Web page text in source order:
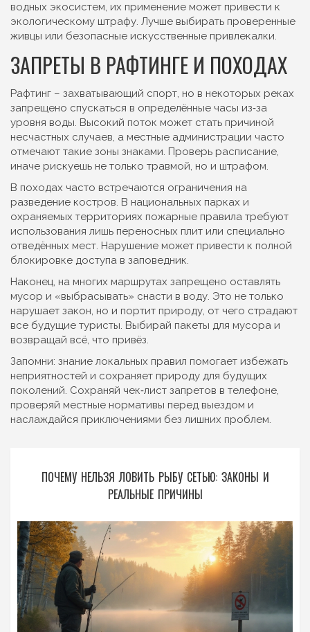
водных экосистем, их применение может привести к
экологическому штрафу. Лучше выбирать проверенные
живцы или безопасные искусственные привлекалки.
ЗАПРЕТЫ В РАФТИНГЕ И ПОХОДАХ
Рафтинг – захватывающий спорт, но в некоторых реках
запрещено спускаться в определённые часы из‑за
уровня воды. Высокий поток может стать причиной
несчастных случаев, а местные администрации часто
отмечают такие зоны знаками. Проверь расписание,
иначе рискуешь не только травмой, но и штрафом.
В походах часто встречаются ограничения на
разведение костров. В национальных парках и
охраняемых территориях пожарные правила требуют
использования лишь переносных плит или специально
отведённых мест. Нарушение может привести к полной
блокировке доступа в заповедник.
Наконец, на многих маршрутах запрещено оставлять
мусор и «выбрасывать» снасти в воду. Это не только
нарушает закон, но и портит природу, от чего страдают
все будущие туристы. Выбирай пакеты для мусора и
возвращай всё, что привёз.
Запомни: знание локальных правил помогает избежать
неприятностей и сохраняет природу для будущих
поколений. Сохраняй чек‑лист запретов в телефоне,
проверяй местные нормативы перед выездом и
наслаждайся приключениями без лишних проблем.
ПОЧЕМУ НЕЛЬЗЯ ЛОВИТЬ РЫБУ СЕТЬЮ: ЗАКОНЫ И
РЕАЛЬНЫЕ ПРИЧИНЫ